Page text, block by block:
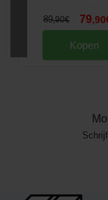
89,90€ 79,90
Kopen